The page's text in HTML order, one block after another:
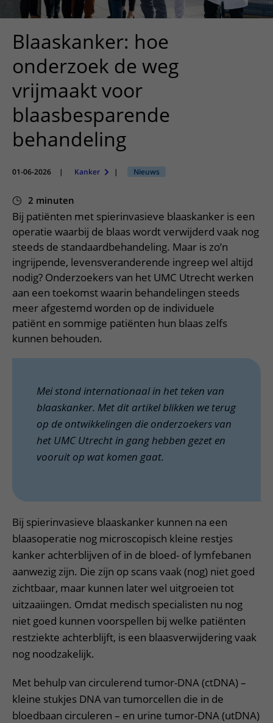
Onderzoeken en diagnostiek
Bloedprikken
Bezoektijden
Wijzigen patiëntgegevens
Mijn UMC Utrecht patiëntportaal
Faciliteiten en voorzieningen
Bezoekregels
Route naar het ziekenhuis
Parkeren
Wegwijs in het ziekenhuis
Contact met verpleegafdeling
Het Wilhelmina Kinderziekenhuis
Teleconsult aanvragen
Diagnostiek aanvragen
Zorgverlenersportaal
Research
Onderwijs
Werken bij het UMC Utrecht
Blaaskanker: hoe
onderzoek de weg
vrijmaakt voor
blaasbesparende
behandeling
01-06-2026 | Kanker | Nieuws
2 minuten
Bij patiënten met spierinvasieve blaaskanker is een
operatie waarbij de blaas wordt verwijderd vaak nog
steeds de standaardbehandeling. Maar is zo’n
ingrijpende, levensveranderende ingreep wel altijd
nodig? Onderzoekers van het UMC Utrecht werken
aan een toekomst waarin behandelingen steeds
meer afgestemd worden op de individuele
patiënt en sommige patiënten hun blaas zelfs
kunnen behouden.
Mei stond internationaal in het teken van
blaaskanker. Met dit artikel blikken we terug
op de ontwikkelingen die onderzoekers van
het UMC Utrecht in gang hebben gezet en
vooruit op wat komen gaat.
Bij spierinvasieve blaaskanker kunnen na een
blaasoperatie nog microscopisch kleine restjes
kanker achterblijven of in de bloed- of lymfebanen
aanwezig zijn. Die zijn op scans vaak (nog) niet goed
zichtbaar, maar kunnen later wel uitgroeien tot
uitzaaiingen. Omdat medisch specialisten nu nog
niet goed kunnen voorspellen bij welke patiënten
restziekte achterblijft, is een blaasverwijdering vaak
nog noodzakelijk.
Met behulp van circulerend tumor-DNA (ctDNA) –
kleine stukjes DNA van tumorcellen die in de
bloedbaan circuleren – en urine tumor-DNA (utDNA)